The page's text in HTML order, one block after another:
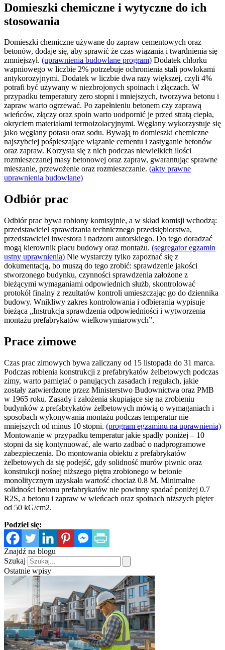
Domieszki chemiczne i wytyczne do ich
stosowania
Domieszki chemiczne używane do zapraw cementowych oraz
betonów, dodaje się, aby sprawić że czas wiązania i twardnienia się
zmniejszył. (uprawnienia budowlane program) Dodatek chlorku
wapniowego w liczbie 2% potrzebuje ochronienia stali powłokami
antykorozyjnymi. Dodatek w liczbie dwa razy większej, czyli 4%
potrafi być używany w niezbrojonych spoinach i złączach. W
przypadku temperatury zero stopni i mniejszych, tworzywa betonu i
zapraw warto ogrzewać. Po zapełnieniu betonem czy zaprawą
wieńców, złączy oraz spoin warto uodpornić je przed stratą ciepła,
okryciem materiałami termoizolacyjnymi. Węglany wykorzystuje się
jako węglany potasu oraz sodu. Bywają to domieszki chemiczne
najszybciej pośpieszające wiązanie cementu i zastyganie betonów
oraz zapraw. Korzysta się z nich podczas niewielkich ilości
rozmieszczanej masy betonowej oraz zapraw, gwarantując sprawne
mieszanie, przewożenie oraz rozmieszczanie. (akty prawne
uprawnienia budowlane)
Odbiór prac
Odbiór prac bywa robiony komisyjnie, a w skład komisji wchodzą:
przedstawiciel sprawdzania technicznego przedsiębiorstwa,
przedstawiciel inwestora i nadzoru autorskiego. Do tego doradzać
mogą kierownik placu budowy oraz montażu. (segregator egzamin
ustny uprawnienia) Nie wystarczy tylko zapoznać się z
dokumentacją, bo muszą do tego zrobić: sprawdzenie jakości
stworzonego budynku, czynności sprawdzenia założone z
bieżącymi wymaganiami odpowiednich służb, skontrolować
protokół finalny z rezultatów kontroli umieszczając go do dziennika
budowy. Wnikliwy zakres kontrolowania i odbierania wypisuje
bieżąca „Instrukcja sprawdzenia odpowiedniości i wytworzenia
montażu prefabrykatów wielkowymiarowych”.
Prace zimowe
Czas prac zimowych bywa zaliczany od 15 listopada do 31 marca.
Podczas robienia konstrukcji z prefabrykatów żelbetowych podczas
zimy, warto pamiętać o panujących zasadach i regułach, jakie
zostały zatwierdzone przez Ministerstwo Budownictwa oraz PMB
w 1965 roku. Zasady i założenia skupiające się na zrobieniu
budynków z prefabrykatów żelbetowych mówią o wymaganiach i
sposobach wykonywania montażu podczas temperatur nie
mniejszych od minus 10 stopni. (program egzaminu na uprawnienia)
Montowanie w przypadku temperatur jakie spadły poniżej – 10
stopni da się kontynuować, ale warto zadbać o nadprogramowe
zabezpieczenia. Do montowania obiektu z prefabrykatów
żelbetowych da się podejść, gdy solidność murów piwnic oraz
konstrukcji nośnej niższego piętra zrobionego w betonie
monolitycznym uzyskała wartość chociaż 0.8 M. Minimalne
solidności betonu prefabrykatów nie powinny spadać poniżej 0.7
R2S, a betonu i zapraw w wieńcach oraz spoinach niższych pięter
od 50 kG/cm2.
Podziel się:
Znajdź na blogu
Szukaj
Ostatnie wpisy